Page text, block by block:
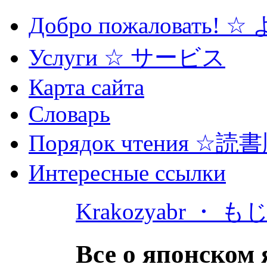
Добро пожаловать! ☆
Услуги ☆ サービス
Карта сайта
Словарь
Порядок чтения ☆読
Интересные ссылки
Krakozyabr ・ も
Все о японском